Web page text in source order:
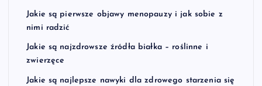
Jakie są pierwsze objawy menopauzy i jak sobie z
nimi radzić
Jakie są najzdrowsze źródła białka – roślinne i
zwierzęce
Jakie są najlepsze nawyki dla zdrowego starzenia się